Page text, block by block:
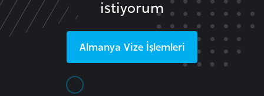
istiyorum
Almanya Vize İşlemleri
g
a